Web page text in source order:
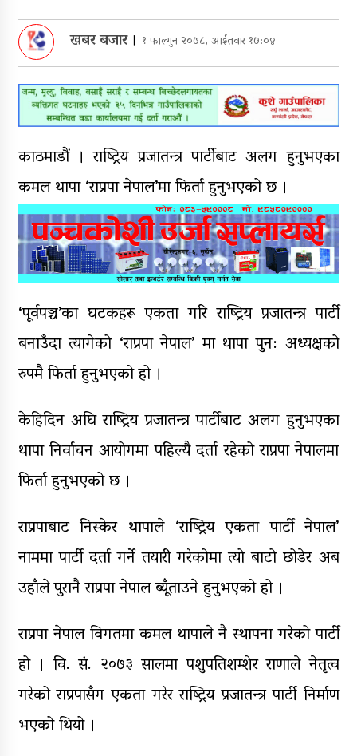
पुन: एमाले-नेकपा सहकार्यमा, प्रदेशको
भागबण्डा यस्तो छ…
आठ लाख २१ हजार घुससहित सिँचाइ
डिभिजन सर्लाहीका प्रमुख र अधिकृत
पक्राउ
घरमाथि पहिरो खस्दा ३ वर्षीय बालकको
मृत्यु, दुई घाइते
घरमाथिबाट पहिरो खसेपछि १३ घरधुरी
स्थानान्तरण
खबर बजार। १ फाल्गुन २०७८, आईतवार १७:०४
काठमाडौं । राष्ट्रिय प्रजातन्त्र पार्टीबाट अलग हुनुभएका
कमल थापा ‘राप्रपा नेपाल’मा फिर्ता हुनुभएको छ ।
‘पूर्वपञ्च’का घटकहरू एकता गरि राष्ट्रिय प्रजातन्त्र पार्टी
बनाउँदा त्यागेको ‘राप्रपा नेपाल’ मा थापा पुन: अध्यक्षको
रुपमै फिर्ता हुनुभएको हो ।
केहिदिन अघि राष्ट्रिय प्रजातन्त्र पार्टीबाट अलग हुनुभएका
थापा निर्वाचन आयोगमा पहिल्यै दर्ता रहेको राप्रपा नेपालमा
फिर्ता हुनुभएको छ ।
राप्रपाबाट निस्केर थापाले ‘राष्ट्रिय एकता पार्टी नेपाल’
नाममा पार्टी दर्ता गर्ने तयारी गरेकोमा त्यो बाटो छोडेर अब
उहाँले पुरानै राप्रपा नेपाल ब्यूँताउने हुनुभएको हो ।
राप्रपा नेपाल विगतमा कमल थापाले नै स्थापना गरेको पार्टी
हो । वि. सं. २०७३ सालमा पशुपतिशम्शेर राणाले नेतृत्व
गरेको राप्रपासँग एकता गरेर राष्ट्रिय प्रजातन्त्र पार्टी निर्माण
भएको थियो ।